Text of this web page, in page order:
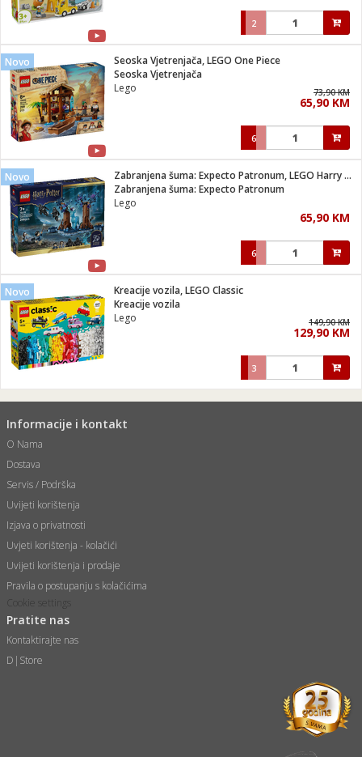
2
Novo
Seoska Vjetrenjača, LEGO One Piece
Seoska Vjetrenjača
Lego
73,90 KM
65,90 KM
6
Novo
Zabranjena šuma: Expecto Patronum, LEGO Harry Potter
Zabranjena šuma: Expecto Patronum
Lego
65,90 KM
6
Novo
Kreacije vozila, LEGO Classic
Kreacije vozila
Lego
149,90 KM
129,90 KM
3
Informacije i kontakt
O Nama
Dostava
Servis / Podrška
Uvijeti korištenja
Izjava o privatnosti
Uvjeti korištenja - kolačići
Uvijeti korištenja i prodaje
Pravila o postupanju s kolačićima
Cookie settings
Pratite nas
Kontaktirajte nas
D|Store